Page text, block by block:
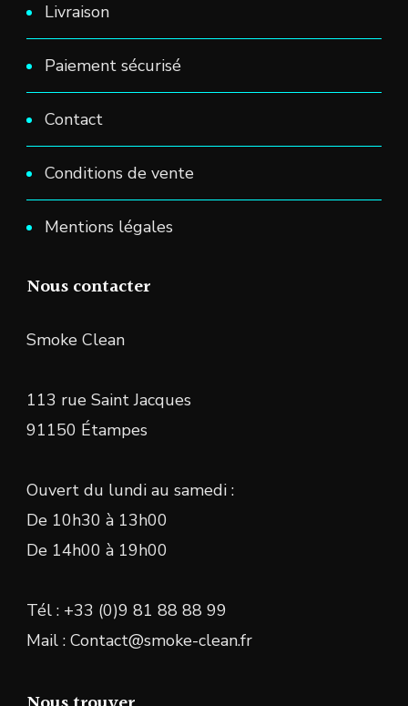
Livraison
Paiement sécurisé
Contact
Conditions de vente
Mentions légales
Nous contacter
Smoke Clean
113 rue Saint Jacques
91150 Étampes
Ouvert du lundi au samedi :
De 10h30 à 13h00
De 14h00 à 19h00
Tél : +33 (0)9 81 88 88 99
Mail : Contact@smoke-clean.fr